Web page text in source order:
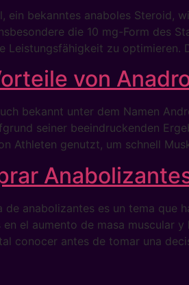
ein bekanntes anaboles Steroid,
die 10 mg-Form des
Leistungsfähigkeit zu optimieren.
von
bekannt unter dem Namen
seiner beeindruckenden
Athleten genutzt, um schnell
de anabolizantes es un tema que
en el aumento de masa muscular
conocer antes de tomar una